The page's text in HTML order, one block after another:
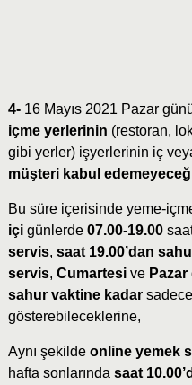
4- 16 Mayıs 2021 Pazar
içme yerlerinin (restoran,
gibi yerler) işyerlerinin iç
müşteri kabul
Bu süre içerisinde yeme-
içi günlerde 07.00-19.00
servis, saat 19.00’dan
servis, Cumartesi ve Pazar
sahur vaktine kadar sadece
gösterebileceklerine,
Aynı şekilde online yemek
hafta sonlarında saat